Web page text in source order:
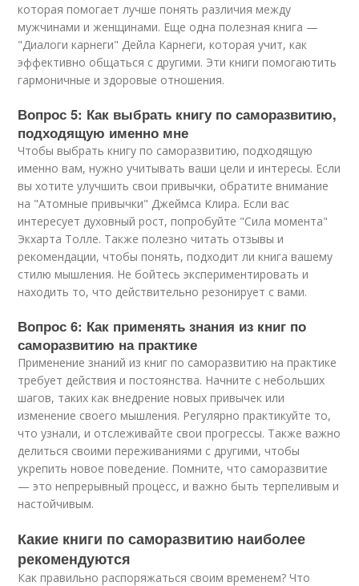
которая помогает лучше понять различия между
мужчинами и женщинами. Еще одна полезная книга —
"Диалоги карнеги" Дейла Карнеги, которая учит, как
эффективно общаться с другими. Эти книги помогаютить
гармоничные и здоровые отношения.
Вопрос 5: Как выбрать книгу по саморазвитию,
подходящую именно мне
Чтобы выбрать книгу по саморазвитию, подходящую
именно вам, нужно учитывать ваши цели и интересы. Если
вы хотите улучшить свои привычки, обратите внимание
на "Атомные привычки" Джеймса Клира. Если вас
интересует духовный рост, попробуйте "Сила момента"
Экхарта Толле. Также полезно читать отзывы и
рекомендации, чтобы понять, подходит ли книга вашему
стилю мышления. Не бойтесь экспериментировать и
находить то, что действительно резонирует с вами.
Вопрос 6: Как применять знания из книг по
саморазвитию на практике
Применение знаний из книг по саморазвитию на практике
требует действия и постоянства. Начните с небольших
шагов, таких как внедрение новых привычек или
изменение своего мышления. Регулярно практикуйте то,
что узнали, и отслеживайте свои прогрессы. Также важно
делиться своими переживаниями с другими, чтобы
укрепить новое поведение. Помните, что саморазвитие
— это непрерывный процесс, и важно быть терпеливым и
настойчивым.
Какие книги по саморазвитию наиболее
рекомендуются
Как правильно распоряжаться своим временем? Что